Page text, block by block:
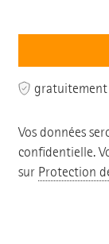
gratuitement
Vos données
confidentielle.
sur Protection